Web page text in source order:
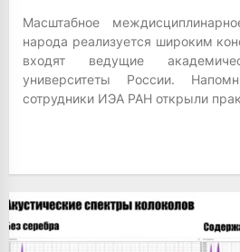
Масштабное
народа реализуется широким
входят ведущие
университеты России.
сотрудники ИЭА РАН открыли